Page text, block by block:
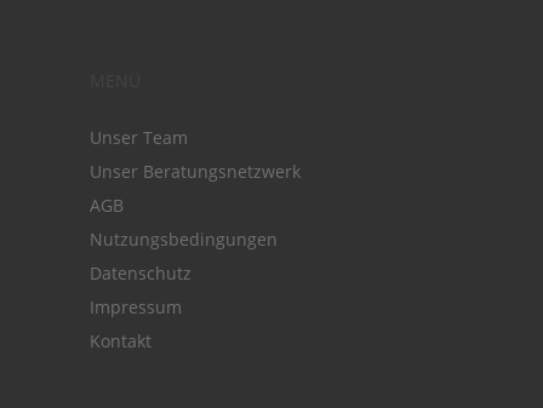
Unser Team
Unser Beratungsnetzwerk
AGB
Nutzungsbedingungen
Datenschutz
Impressum
Kontakt